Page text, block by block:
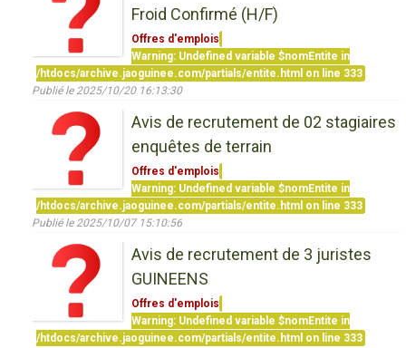
Froid Confirmé (H/F)
Offres d'emplois
Warning: Undefined variable $nomEntite in
/htdocs/archive.jaoguinee.com/partials/entite.html on line 333
Publié le 2025/10/20 16:13:30
Avis de recrutement de 02 stagiaires
enquêtes de terrain
Offres d'emplois
Warning: Undefined variable $nomEntite in
/htdocs/archive.jaoguinee.com/partials/entite.html on line 333
Publié le 2025/10/07 15:10:56
Avis de recrutement de 3 juristes
GUINEENS
Offres d'emplois
Warning: Undefined variable $nomEntite in
/htdocs/archive.jaoguinee.com/partials/entite.html on line 333